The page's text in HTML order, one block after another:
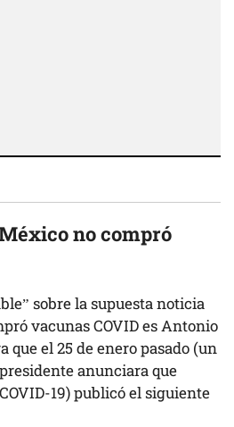
no compró
sobre la supuesta noticia
vacunas COVID es Antonio
que el 25 de enero pasado (un
anunciara que
19) publicó el siguiente